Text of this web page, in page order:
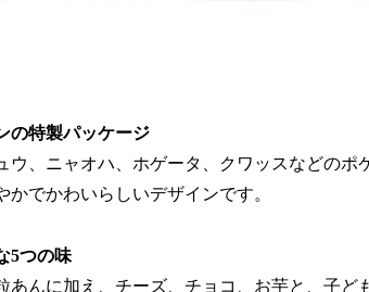
の特製パッケージ
ウ、ニャオハ、ホゲータ、クワッスなどのポ
かでかわいらしいデザインです。
5つの味
あんに加え、チーズ、チョコ、お芋と、子ど